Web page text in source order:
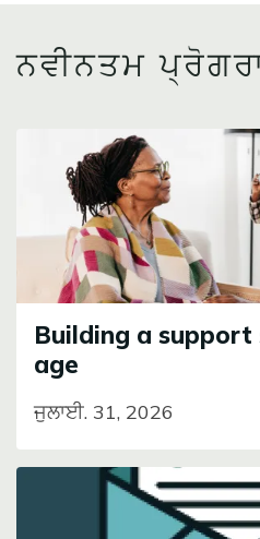
ਨਵੀਨਤਮ
Building a support
age
ਜੁਲਾਈ. 31, 2026